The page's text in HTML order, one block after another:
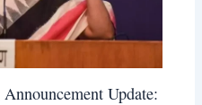
Update: